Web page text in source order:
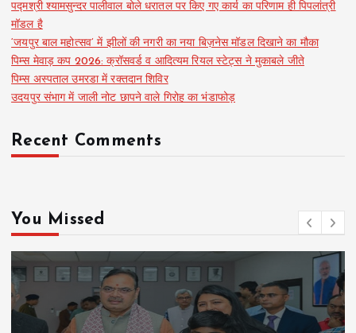
पद्मश्री श्यामसुन्दर पालीवाल बोले धरातल पर किए गए कार्य का परिणाम ही पिपलांत्री
मॉडल है
‘जयपुर बाल महोत्सव’ में झीलों की नगरी का नया बिज़नेस मॉडल दिखाने का मौका
पिम्स मेवाड़ कप 2026: क्रॉसवर्ड व आदित्यम रियल स्टेट्स ने मुकाबले जीते
पिम्स अस्पताल उमरडा में रक्तदान शिविर
उदयपुर संभाग में जाली नोट छापने वाले गिरोह का भंडाफोड़
Recent Comments
You Missed